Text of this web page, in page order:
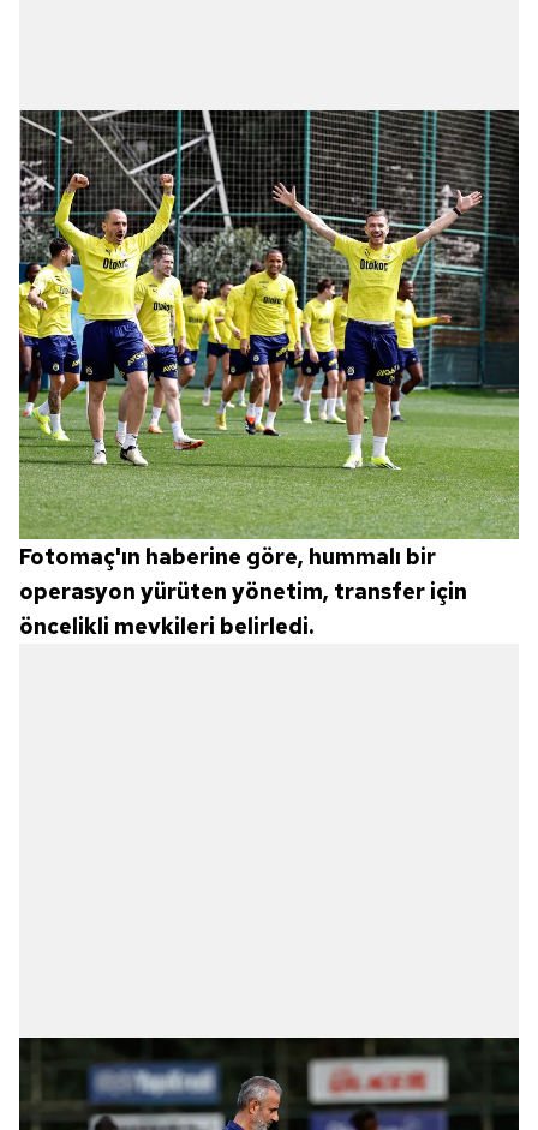
Fotomaç'ın haberine göre, hummalı bir
operasyon yürüten yönetim, transfer için
öncelikli mevkileri belirledi.